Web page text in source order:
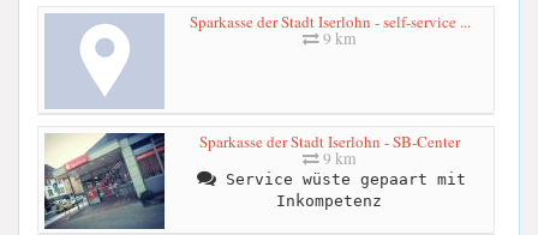
Sparkasse der Stadt Iserlohn - self-service ...
9 km
Sparkasse der Stadt Iserlohn - SB-Center
9 km
Service wüste gepaart mit
Inkompetenz